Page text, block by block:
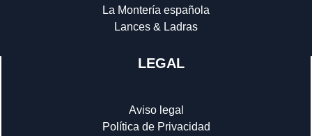
La Montería española
Lances & Ladras
LEGAL
Aviso legal
Política de Privacidad